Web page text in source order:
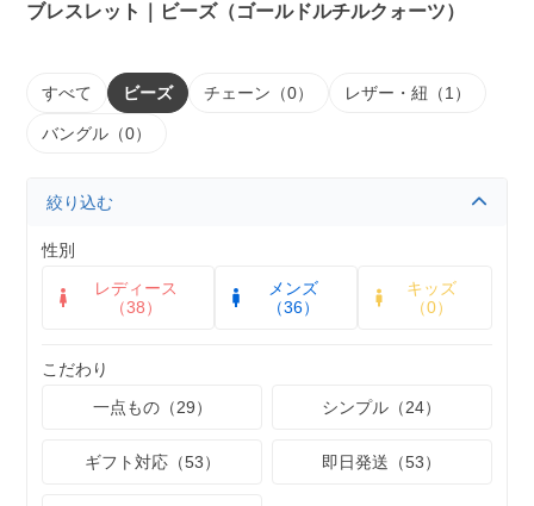
ブレスレット｜ビーズ（ゴールドルチルクォーツ）
すべて ビーズ チェーン（0） レザー・紐（1）
バングル（0）
絞り込む
性別
レディース
（38）
メンズ
（36）
キッズ
（0）
こだわり
一点もの（29）
シンプル（24）
ギフト対応（53） 即日発送（53）